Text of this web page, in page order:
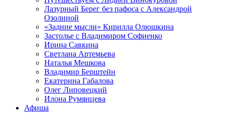
Лазурный Берег без пафоса с Александрой
Озолиной
«Задние мысли» Кирилла Олюшкина
Застолье с Владимиром Софиенко
Ирина Савкина
Светлана Артемьева
Наталья Мешкова
Владимир Берштейн
Екатерина Габалова
Олег Липовецкий
Илона Румянцева
Афиша